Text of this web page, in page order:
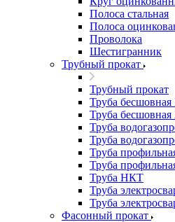
Полоса стальная
Полоса
Проволока
Шестигранник
Трубный прокат
Трубный прокат
Труба
Труба
Труба
Труба
Труба
Труба
Труба НКТ
Труба
Труба
Фасонный прокат